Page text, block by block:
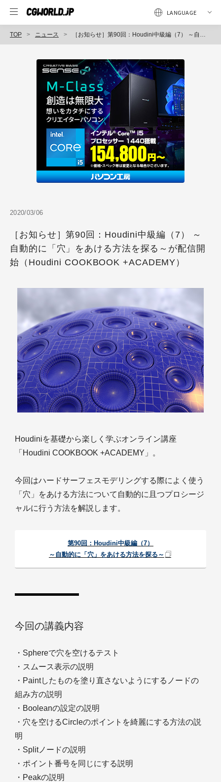
TOP ニュース ［お知らせ］第90回：Houdini中級編（7） ～自動的に「穴」をあける方法を探る～が配信開始（Houdini COOKBOOK +ACADEMY）
2020/03/06
［お知らせ］第90回：Houdini中級編（7） ～
自動的に「穴」をあける方法を探る～が配信開
始（Houdini COOKBOOK +ACADEMY）
Houdiniを基礎から楽しく学ぶオンライン講座
「Houdini COOKBOOK +ACADEMY」。
今回はハードサーフェスモデリングする際によく使う
「穴」をあける方法について自動的に且つプロシージ
ャルに行う方法を解説します。
第90回：Houdini中級編（7）
～自動的に「穴」をあける方法を探る～
今回の講義内容
・Sphereで穴を空けるテスト
・スムース表示の説明
・Paintしたものを塗り直さないようにするノードの
組み方の説明
・Booleanの設定の説明
・穴を空けるCircleのポイントを綺麗にする方法の説
明
・Splitノードの説明
・ポイント番号を同じにする説明
・Peakの説明